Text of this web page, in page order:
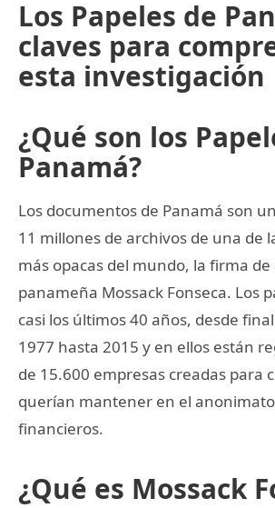
Los Papeles de
claves para
esta investigación
¿Qué son los
Panamá?
Los documentos de Panamá son
11 millones de archivos de una de
más opacas del mundo, la firma de
panameña Mossack Fonseca. Los
casi los últimos 40 años, desde
1977 hasta 2015 y en ellos están
de 15.600 empresas creadas para
querían mantener en el
financieros.
¿Qué es Mossack